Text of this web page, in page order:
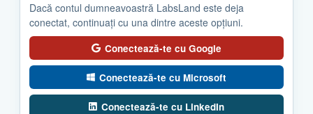
Dacă contul dumneavoastră LabsLand este deja
conectat, continuați cu una dintre aceste opțiuni.
Conectează-te cu Google
Conectează-te cu Microsoft
Conectează-te cu LinkedIn